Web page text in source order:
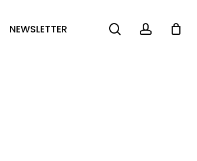
NEWSLETTER searchaccount